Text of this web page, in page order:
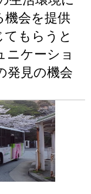
機会を提供
てもらうと
ニケーショ
発見の機会